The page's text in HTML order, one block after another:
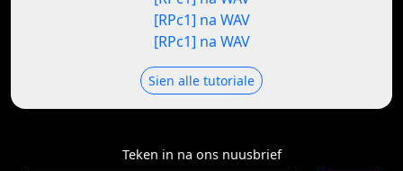
[RPc1] na WAV
[RPc1] na WAV
Sien alle tutoriale
Teken in na ons nuusbrief